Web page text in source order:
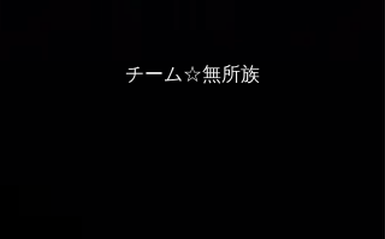
チーム☆無所族